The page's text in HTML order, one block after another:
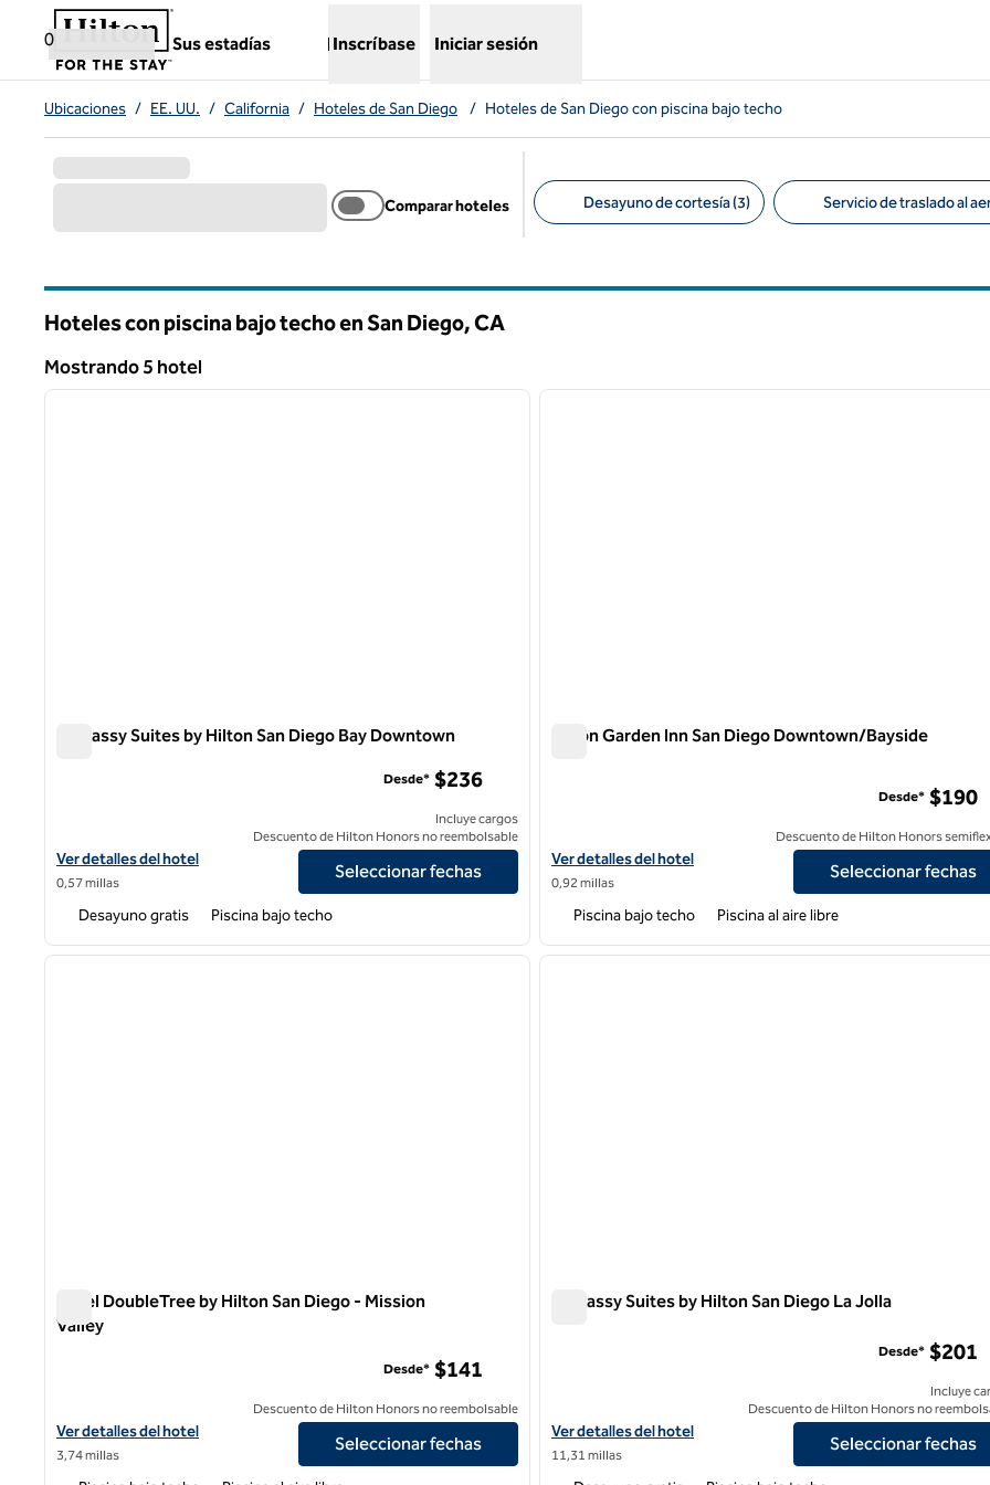
Saltar a contenido
0
Sus estadías
,abre una nueva pestaña
Inscríbase Iniciar sesión
Ubicaciones / EE. UU. / California / Hoteles de San Diego / Hoteles de San Diego con piscina bajo techo
Comparar hoteles Desayuno de cortesía (3) Servicio de traslado al
Hoteles con piscina bajo techo en San Diego,CA
Mostrando 5 hotel
Mostrando 5 hotel
1 de 12
siguiente imagen
Embassy Suites by Hilton San Diego Bay Downtown
Ver detalles del hotel Embassy Suites by Hilton San Diego Bay Downtown
Ver detalles del hotel
0,57 millas
Desde* $236
Incluye cargos
Descuento de Hilton Honors no reembolsable
Seleccionar fechas
Desayuno gratis Piscina bajo techo
1 de 12
Hilton Garden Inn San Diego Downtown/Bayside
Ver detalles del hotel Hilton Garden Inn San Diego Downtown/
Ver detalles del hotel
0,92 millas
Desde* $190
Descuento de Hilton Honors
Seleccionar fechas
Piscina bajo techo Piscina al aire libre
1 de 12
siguiente imagen
Hotel DoubleTree by Hilton San Diego - Mission
Valley
Ver detalles del hotel DoubleTree by Hilton San Diego - Mission Valley
Ver detalles del hotel
3,74 millas
Desde* $141
Descuento de Hilton Honors no reembolsable
Seleccionar fechas
1 de 12
Embassy Suites by Hilton San Diego La Jolla
Ver detalles del hotel Embassy Suites by Hilton San Diego La Jolla
Ver detalles del hotel
11,31 millas
Desde* $201
Incluye
Descuento de Hilton Honors no
Seleccionar fechas